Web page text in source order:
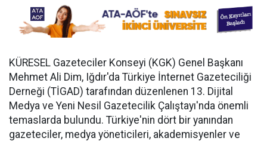
KÜRESEL Gazeteciler Konseyi (KGK) Genel Başkanı
Mehmet Ali Dim, Iğdır'da Türkiye İnternet Gazeteciliği
Derneği (TİGAD) tarafından düzenlenen 13. Dijital
Medya ve Yeni Nesil Gazetecilik Çalıştayı'nda önemli
temaslarda bulundu. Türkiye'nin dört bir yanından
gazeteciler, medya yöneticileri, akademisyenler ve